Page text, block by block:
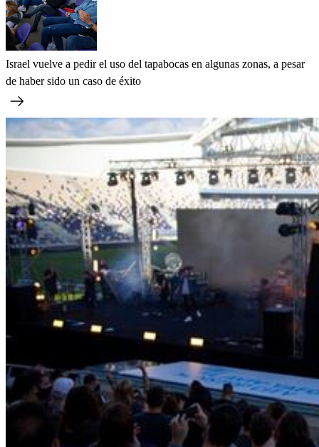
Israel vuelve a pedir el uso del tapabocas en algunas zonas, a pesar
de haber sido un caso de éxito